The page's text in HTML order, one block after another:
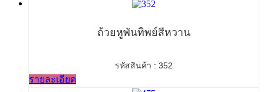
ถ้วยหูพันทิพย์สีหวาน
รหัสสินค้า : 352
รายละเอียด